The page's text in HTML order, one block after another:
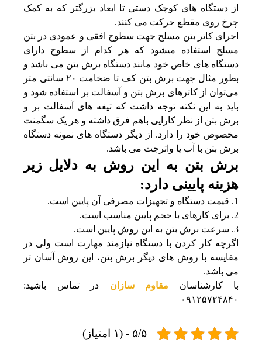
از دستگاه های کوچک دستی تا ابعاد بزرگتر که به کمک
چرخ روی مقطع حرکت می کنند.
اجرای کاتر بتن مسلح جهت سطوح افقی و عمودی در بتن
مسلح استفاده میشود که هر کدام از سطوح دارای
دستگاه های خاص خود مانند دستگاه برش بتن می باشد و
بطور مثال جهت برش بتن کف تا ضخامت ۲۰ سانتی متر
می‌توان از کاترهای برش بتن و آسفالت بر استفاده شود و
باید به این نکته توجه داشت که تیغه های آسفالت بر و
برش بتن از نظر کارایی باهم فرق داشته و هر یک سگمنت
مخصوص خود را دارد. از دیگر دستگاه های نمونه دستگاه
برش بتن با آب یا واترجت می باشد.
برش بتن به این روش به دلایل زیر
هزینه پایینی دارد:
قیمت دستگاه و تجهیزات مصرفی آن پایین است.
برای کارهای با حجم پایین مناسب است.
سرعت برش بتن به این روش پایین است.
اگرچه کار کردن با دستگاه نیازمند مهارت است ولی در
مقایسه با روش های دیگر برش بتن، این روش آسان تر
می باشد.
با کارشناسان مقاوم سازان در تماس باشید:
۰۹۱۲۵۷۲۴۸۴۰
۵/۵ - (۱ امتیاز)